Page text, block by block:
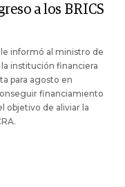
a los BRICS
informó al ministro de
institución financiera
para agosto en
financiamiento
objetivo de aliviar la